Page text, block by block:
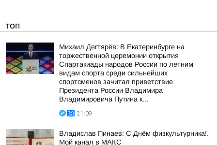
ТОП
Михаил Дегтярёв: В Екатеринбурге на
торжественной церемонии открытия
Спартакиады народов России по летним
видам спорта среди сильнейших
спортсменов зачитал приветствие
Президента России Владимира
Владимировича Путина к...
21:09
Владислав Пинаев: С Днём физкультурника!.
Мой канал в МАКС